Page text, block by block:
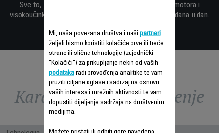
Sve to, uz snažnu kombinaciju EffiTech tehnologije motora i
visokoučinkovitu usisnu glavu za savršene rezultate iz dana u dan.
Karakteristike - Poređenje
Mi, naša povezana društva i naši partneri
željeli bismo koristiti kolačiće prve ili treće
strane ili slične tehnologije (zajednički
"Kolačići") za prikupljanje nekih od vaših
podatakaradi provođenja analitike te vam
pružiti ciljane oglase i sadržaj na osnovu
vaših interesa i mrežnih aktivnosti te vam
dopustiti dijeljenje sadržaja na društvenim
medijima.
Možete pristati ili odbiti gore navedeno